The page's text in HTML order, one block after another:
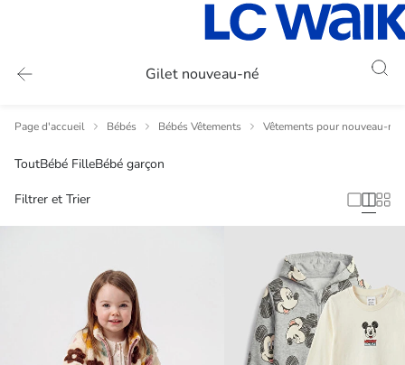
Gilet nouveau-né
Page d'accueil Bébés Bébés Vêtements Vêtements pour nouveau-nés
ToutBébé FilleBébé garçon
Filtrer et Trier